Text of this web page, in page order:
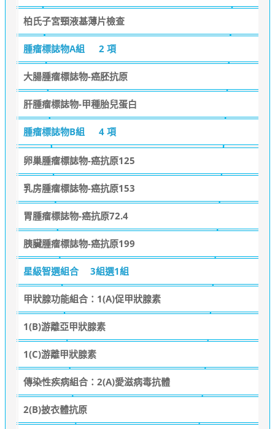
柏氏子宮頸液基薄片檢查
腫瘤標誌物A組 2 項
大腸腫瘤標誌物-癌胚抗原
肝腫瘤標誌物-甲種胎兒蛋白
腫瘤標誌物B組 4 項
卵巢腫瘤標誌物-癌抗原125
乳房腫瘤標誌物-癌抗原153
胃腫瘤標誌物-癌抗原72.4
胰臟腫瘤標誌物-癌抗原199
星級智選組合 3組選1組
甲狀腺功能組合：1(A)促甲狀腺素
1(B)游離亞甲狀腺素
1(C)游離甲狀腺素
傳染性疾病組合：2(A)愛滋病毒抗體
2(B)披衣體抗原